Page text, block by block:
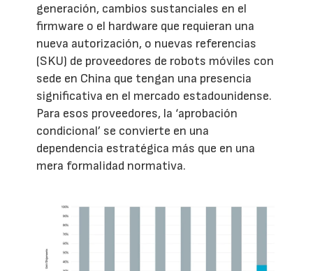
generación, cambios sustanciales en el
firmware o el hardware que requieran una
nueva autorización, o nuevas referencias
(SKU) de proveedores de robots móviles con
sede en China que tengan una presencia
significativa en el mercado estadounidense.
Para esos proveedores, la ‘aprobación
condicional’ se convierte en una
dependencia estratégica más que en una
mera formalidad normativa.